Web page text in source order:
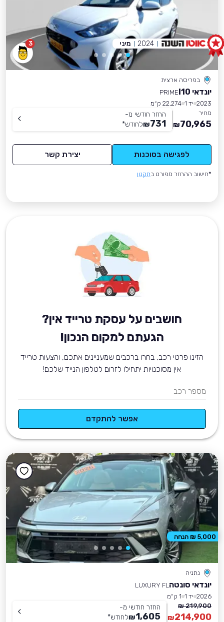
3
בפריסה ארצית
יונדאי I10
PRIME
2023 יד 1
22,274 ק״מ
מחיר
70,965
₪
החזר חודשי מ-
731
₪לחודש*
לפגישה בסוכנות יצירת קשר
*חישוב ההחזר מפורט בתקנון
2024 מיני
חושבים על עסקת טרייד אין?
הגעתם למקום הנכון!
הזינו פרטי רכב, בחרו ברכבים שמעניינים אתכם, והצעות טרייד
אין מסוכנויות יתחילו לזרום לטלפון הנייד שלכם!
מספר רכב
אפשר להתקדם
נתניה
יונדאי סונטה LUXURY FL
2026 יד 1
1 ק״מ
219,900 ₪
214,900
₪
החזר חודשי מ-
1,605
₪לחודש*
5,000 ₪ הנחה